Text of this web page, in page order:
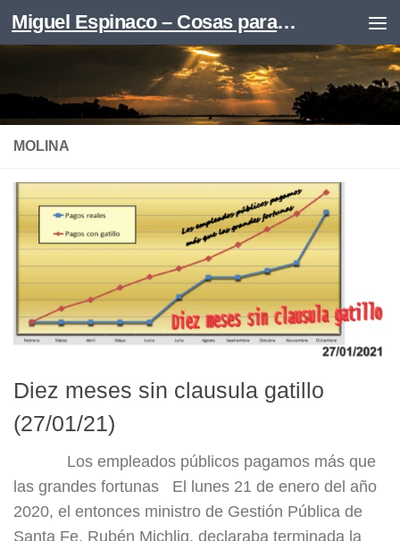
Skip to content Miguel Espinaco – Cosas para leer
MOLINA
Diez meses sin clausula gatillo
(27/01/21)
Los empleados públicos pagamos más que
las grandes fortunas El lunes 21 de enero del año
2020, el entonces ministro de Gestión Pública de
Santa Fe, Rubén Michlig, declaraba terminada la